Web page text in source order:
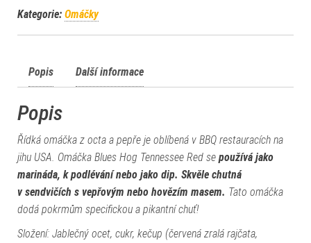
Kategorie: Omáčky
Popis Další informace
Popis
Řídká omáčka z octa a pepře je oblíbená v BBQ restauracích na
jihu USA. Omáčka Blues Hog Tennessee Red se používá jako
marináda, k podlévání nebo jako dip. Skvěle chutná
v sendvičích s vepřovým nebo hovězím masem. Tato omáčka
dodá pokrmům specifickou a pikantní chuť!
Složení: Jablečný ocet, cukr, kečup (červená zralá rajčata,